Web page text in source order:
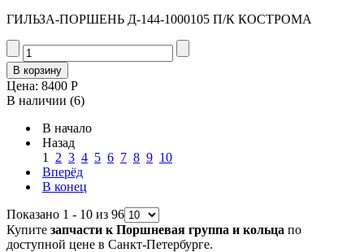
ГИЛЬЗА-ПОРШЕНЬ Д-144-1000105 П/К КОСТРОМА
Цена: 8400 Р
В наличии (6)
В начало
Назад
1
2 3 4 5 6 7 8 9 10
Вперёд
В конец
Показано 1 - 10 из 96
Купите запчасти к Поршневая группа и кольца по
доступной цене в Санкт-Петербурге.